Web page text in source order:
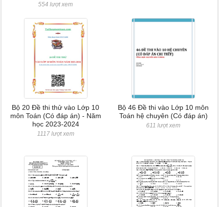
554 lượt xem
Bộ 20 Đề thi thử vào Lớp 10
môn Toán (Có đáp án) - Năm
học 2023-2024
1117 lượt xem
Bộ 46 Đề thi vào Lớp 10 môn
Toán hệ chuyên (Có đáp án)
611 lượt xem